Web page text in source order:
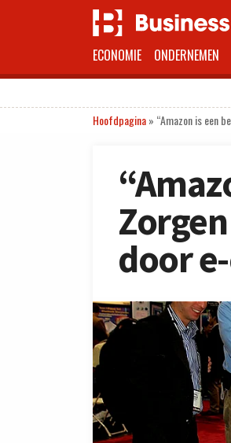
ECONOMIE ONDERNEMEN
Hoofdpagina» “Amazon is een
door